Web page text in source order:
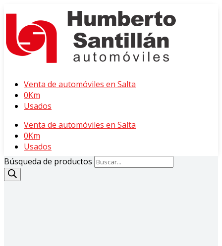
Venta de automóviles en Salta
0Km
Usados
Venta de automóviles en Salta
0Km
Usados
Búsqueda de productos